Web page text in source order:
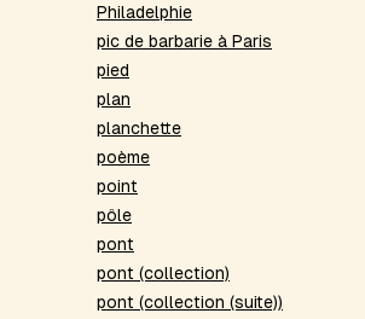
Philadelphie
pic de barbarie à Paris
pied
plan
planchette
poème
point
pôle
pont
pont (collection)
pont (collection (suite))